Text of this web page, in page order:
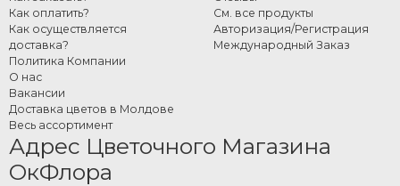
Как оплатить?
Как осуществляется
доставка?
Политика Компании
О нас
Вакансии
Доставка цветов в Молдове
Весь ассортимент
См. все продукты
Авторизация/Регистрация
Международный Заказ
Адрес Цветочного Магазина
ОкФлора